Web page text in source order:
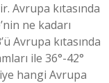
Avrupa kıtasında
ne kadarı
Avrupa kıtasında
ile 36°-42°
hangi Avrupa